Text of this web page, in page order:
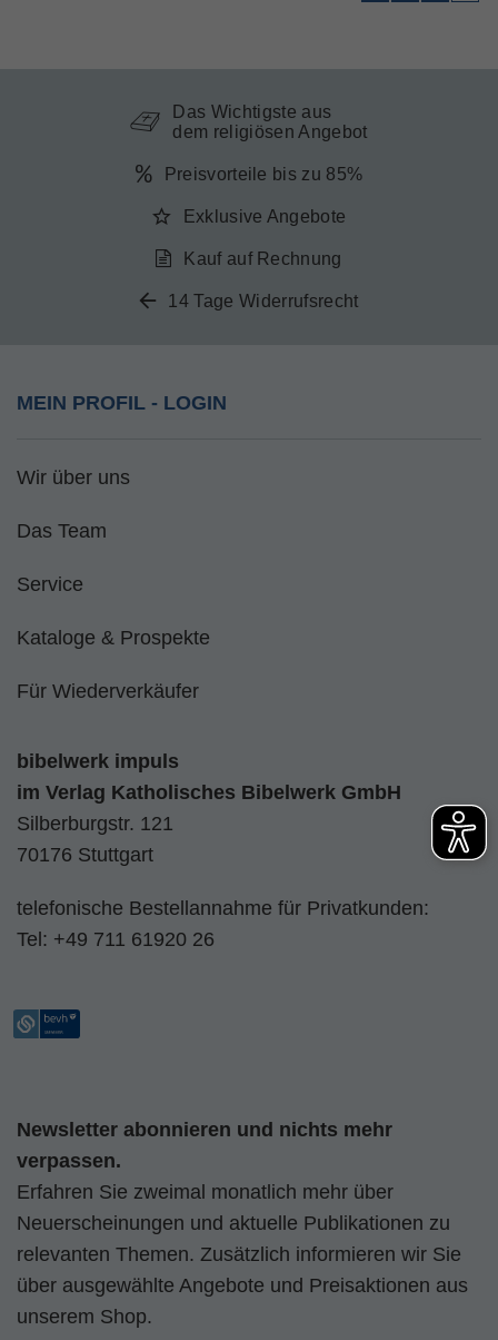
Das Wichtigste aus
dem religiösen Angebot
Preisvorteile bis zu 85%
Exklusive Angebote
Kauf auf Rechnung
14 Tage Widerrufsrecht
MEIN PROFIL - LOGIN
Wir über uns
Das Team
Service
Kataloge & Prospekte
Für Wiederverkäufer
bibelwerk impuls
im Verlag Katholisches Bibelwerk GmbH
Silberburgstr. 121
70176 Stuttgart
telefonische Bestellannahme für Privatkunden:
Tel: +49 711 61920 26
Newsletter abonnieren und nichts mehr
verpassen.
Erfahren Sie zweimal monatlich mehr über
Neuerscheinungen und aktuelle Publikationen zu
relevanten Themen. Zusätzlich informieren wir Sie
über ausgewählte Angebote und Preisaktionen aus
unserem Shop.